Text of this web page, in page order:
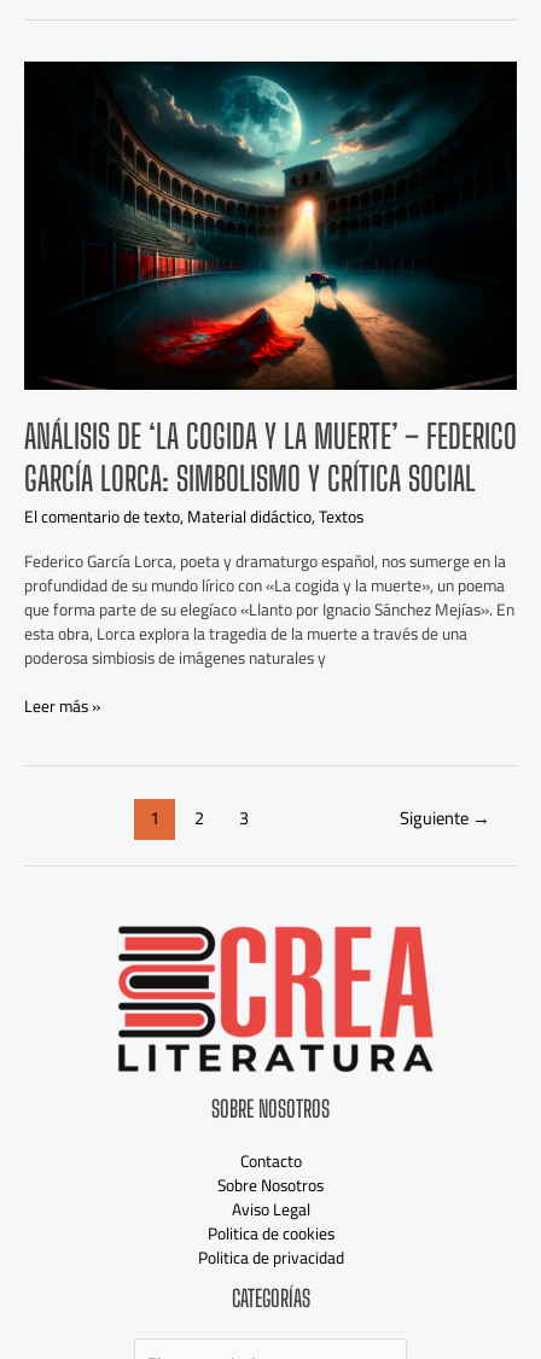
ANÁLISIS DE ‘LA COGIDA Y LA MUERTE’ – FEDERICO
GARCÍA LORCA: SIMBOLISMO Y CRÍTICA SOCIAL
El comentario de texto,Material didáctico,Textos
Federico García Lorca, poeta y dramaturgo español, nos sumerge en la
profundidad de su mundo lírico con «La cogida y la muerte», un poema
que forma parte de su elegíaco «Llanto por Ignacio Sánchez Mejías». En
esta obra, Lorca explora la tragedia de la muerte a través de una
poderosa simbiosis de imágenes naturales y
Crítica
Social
Leer más »
1 2 3 Siguiente →
SOBRE NOSOTROS
Contacto
Sobre Nosotros
Aviso Legal
Politica de cookies
Politica de privacidad
CATEGORÍAS